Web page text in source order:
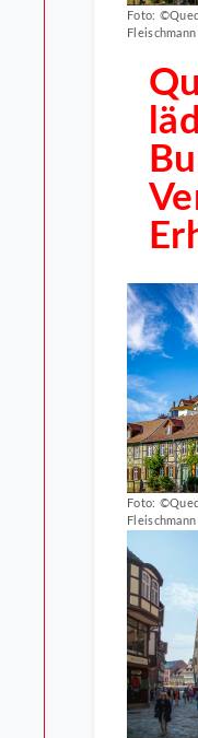
Foto:
Fleischmann
Foto:
Fleischmann